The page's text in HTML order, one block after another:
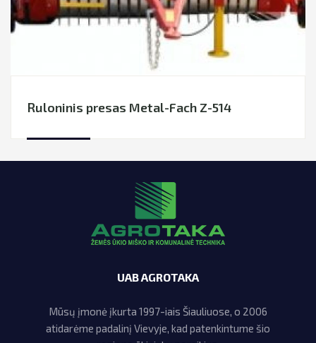
Ruloninis presas Metal-Fach Z-514
UAB AGROTAKA
Mūsų įmonė įkurta 1997-iais Šiauliuose, o 2006
atidarėme padalinį Vievyje, kad patenkintume šio